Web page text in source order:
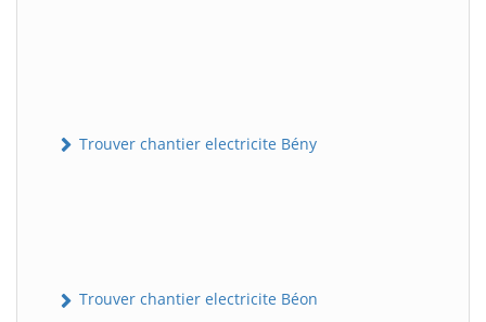
Trouver chantier electricite Bény
Trouver chantier electricite Béon